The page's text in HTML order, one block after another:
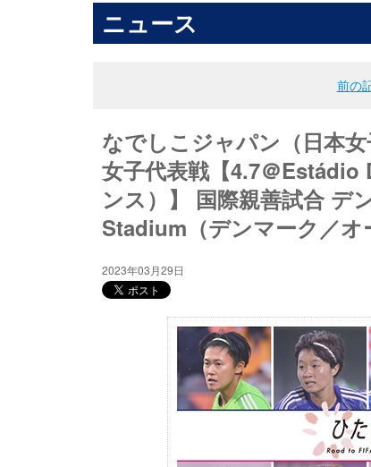
ニュース
前の
なでしこジャパン（日本
女子代表戦【4.7＠
ンス）】 国際親善試合 デ
Stadium（デンマーク／オ
2023年03月29日